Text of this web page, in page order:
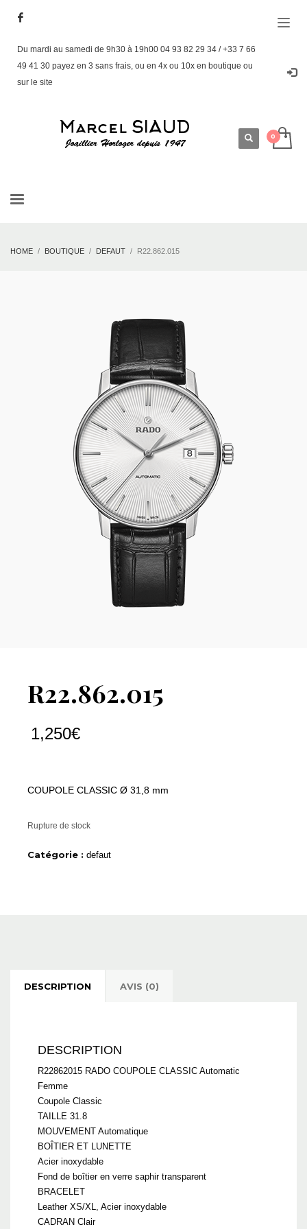
Du mardi au samedi de 9h30 à 19h00 04 93 82 29 34 / +33 7 66
49 41 30 payez en 3 sans frais, ou en 4x ou 10x en boutique ou
sur le site
HOME BOUTIQUE DEFAUT R22.862.015
R22.862.015
1,250€
COUPOLE CLASSIC Ø 31,8 mm
Rupture de stock
Catégorie : defaut
DESCRIPTION AVIS (0)
DESCRIPTION
R22862015 RADO COUPOLE CLASSIC Automatic
Femme
Coupole Classic
TAILLE 31.8
MOUVEMENT Automatique
BOÎTIER ET LUNETTE
Acier inoxydable
Fond de boîtier en verre saphir transparent
BRACELET
Leather XS/XL, Acier inoxydable
CADRAN Clair